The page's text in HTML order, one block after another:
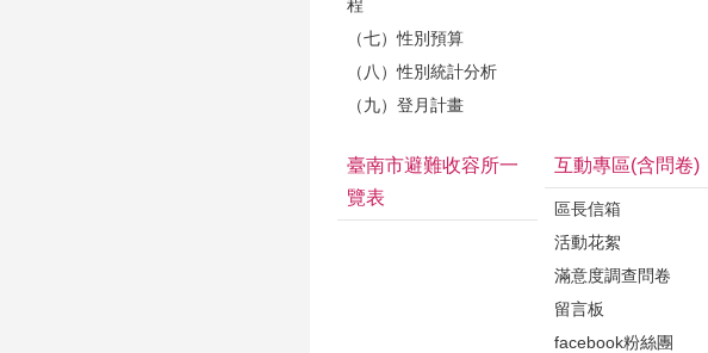
程
（七）性別預算
（八）性別統計分析
（九）登月計畫
臺南市避難收容所一
覽表
互動專區(含問卷)
區長信箱
活動花絮
滿意度調查問卷
留言板
facebook粉絲團